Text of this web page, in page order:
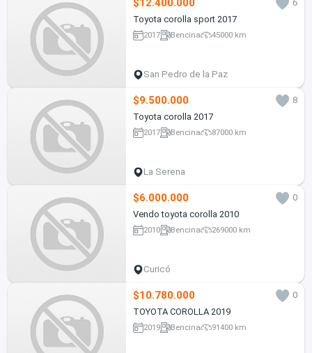
$12.400.000
6
Toyota corolla sport 2017
2017 Bencina 45000 km
San Pedro de la Paz
$9.500.000
8
Toyota corolla 2017
2017 Bencina 87000 km
La Serena
$6.000.000
0
Vendo toyota corolla 2010
2010 Bencina 269000 km
Curicó
$10.780.000
0
TOYOTA COROLLA 2019
2019 Bencina 91400 km